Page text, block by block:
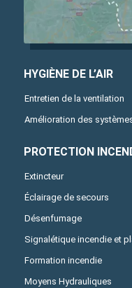
HYGIÈNE DE L’AIR
Entretien de la ventilation
Amélioration des
PROTECTION
Extincteur
Éclairage de secours
Désenfumage
Signalétique incendie et
Formation incendie
Moyens Hydrauliques